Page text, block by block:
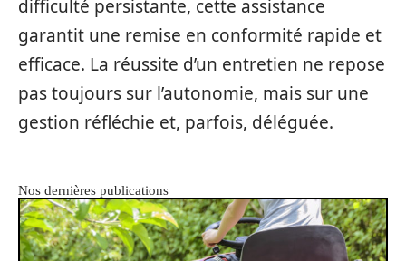
difficulté persistante, cette assistance
garantit une remise en conformité rapide et
efficace. La réussite d’un entretien ne repose
pas toujours sur l’autonomie, mais sur une
gestion réfléchie et, parfois, déléguée.
Nos dernières publications